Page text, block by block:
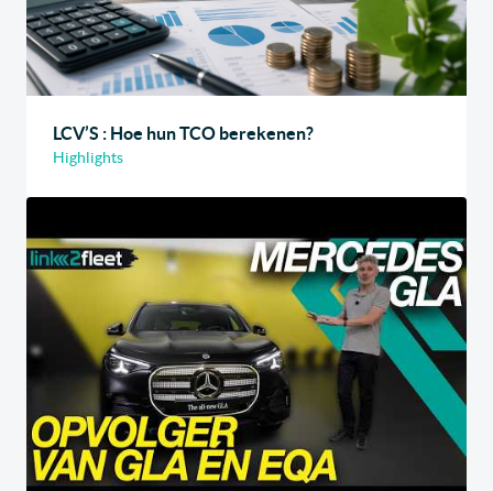
LCV’S : Hoe hun TCO berekenen?
Highlights